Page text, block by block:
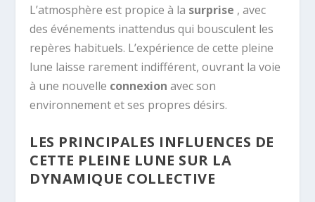
L’atmosphère est propice à la surprise , avec
des événements inattendus qui bousculent les
repères habituels. L’expérience de cette pleine
lune laisse rarement indifférent, ouvrant la voie
à une nouvelle connexionavec son
environnement et ses propres désirs.
LES PRINCIPALES INFLUENCES DE
CETTE PLEINE LUNE SUR LA
DYNAMIQUE COLLECTIVE